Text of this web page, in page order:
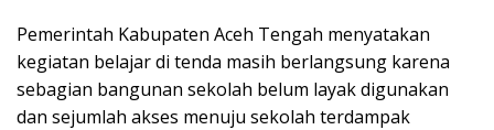
Pemerintah Kabupaten Aceh Tengah menyatakan
kegiatan belajar di tenda masih berlangsung karena
sebagian bangunan sekolah belum layak digunakan
dan sejumlah akses menuju sekolah terdampak